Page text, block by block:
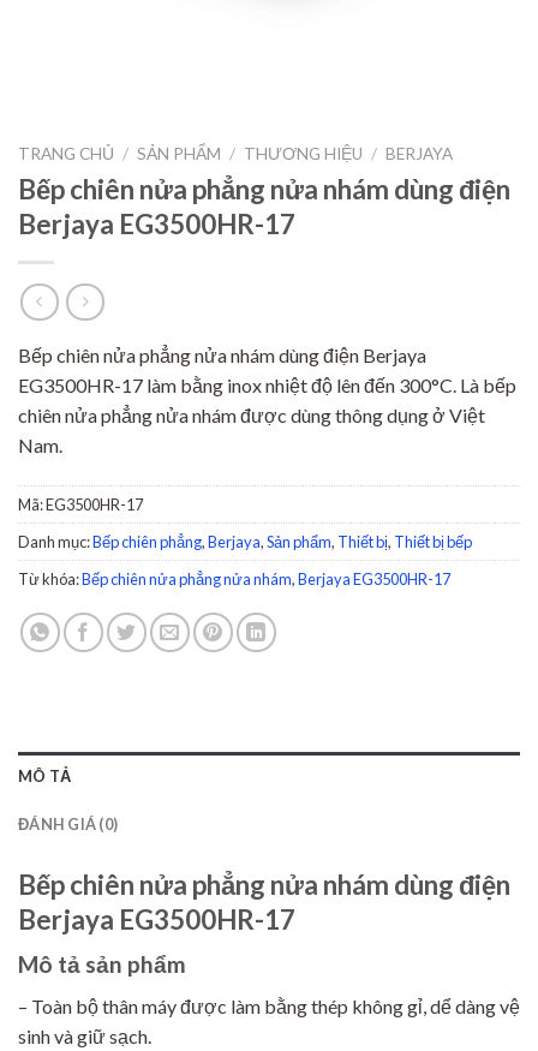
TRANG CHỦ / SẢN PHẨM / THƯƠNG HIỆU / BERJAYA
Bếp chiên nửa phẳng nửa nhám dùng điện
Berjaya EG3500HR-17
Bếp chiên nửa phẳng nửa nhám dùng điện Berjaya
EG3500HR-17 làm bằng inox nhiệt độ lên đến 300°C. Là bếp
chiên nửa phẳng nửa nhám được dùng thông dụng ở Việt
Nam.
Mã:EG3500HR-17
Danh mục:Bếp chiên phẳng,Berjaya,Sản phẩm, Thiết bị, Thiết bị bếp
Từ khóa:Bếp chiên nửa phẳng nửa nhám,Berjaya EG3500HR-17
MÔ TẢ
ĐÁNH GIÁ (0)
Bếp chiên nửa phẳng nửa nhám dùng điện
Berjaya EG3500HR-17
Mô tả sản phẩm
– Toàn bộ thân máy được làm bằng thép không gỉ, dể dàng vệ
sinh và giữ sạch.